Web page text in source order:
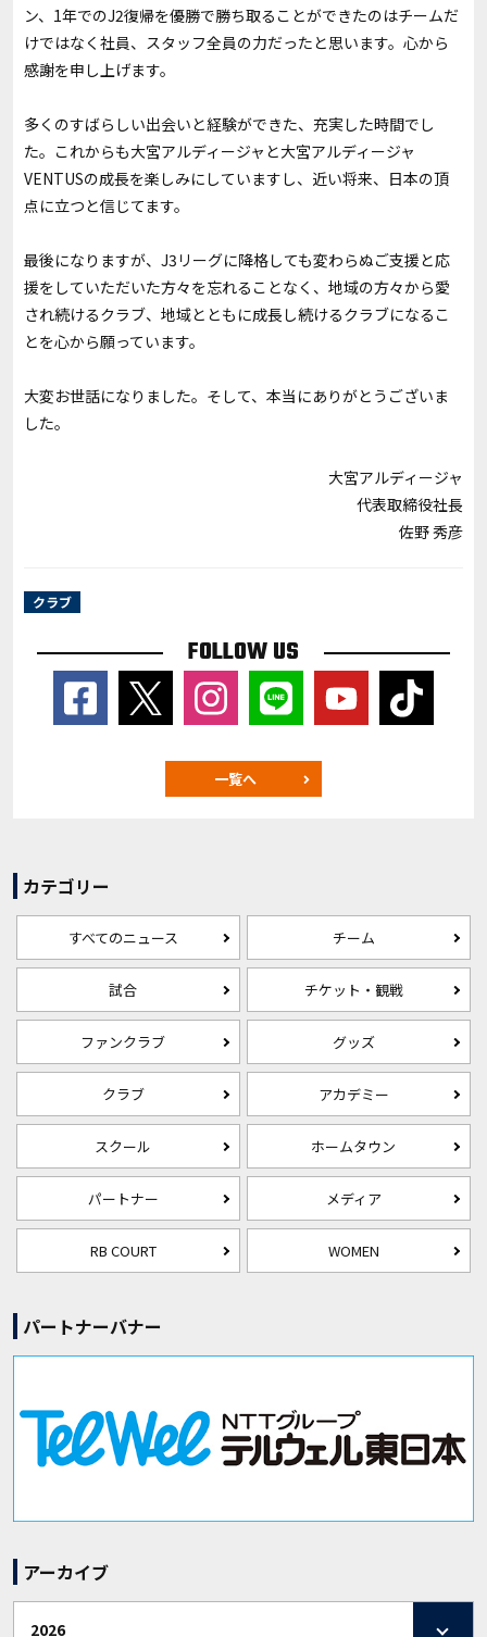
ン、1年でのJ2復帰を優勝で勝ち取ることができたのはチームだ
けではなく社員、スタッフ全員の力だったと思います。心から
感謝を申し上げます。
多くのすばらしい出会いと経験ができた、充実した時間でし
た。これからも大宮アルディージャと大宮アルディージャ
VENTUSの成長を楽しみにしていますし、近い将来、日本の頂
点に立つと信じてます。
最後になりますが、J3リーグに降格しても変わらぬご支援と応
援をしていただいた方々を忘れることなく、地域の方々から愛
され続けるクラブ、地域とともに成長し続けるクラブになるこ
とを心から願っています。
大変お世話になりました。そして、本当にありがとうございま
した。
大宮アルディージャ
代表取締役社長
佐野 秀彦
クラブ
FOLLOW US
一覧へ
カテゴリー
すべてのニュース チーム
試合 チケット・観戦
ファンクラブ グッズ
クラブ アカデミー
スクール ホームタウン
パートナー メディア
RB COURT WOMEN
パートナーバナー
アーカイブ
2026